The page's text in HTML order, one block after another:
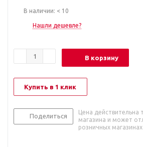
В наличии: < 10
Нашли дешевле?
В корзину
Купить в 1 клик
Поделиться
Цена
магазина и может
розничных магазинах